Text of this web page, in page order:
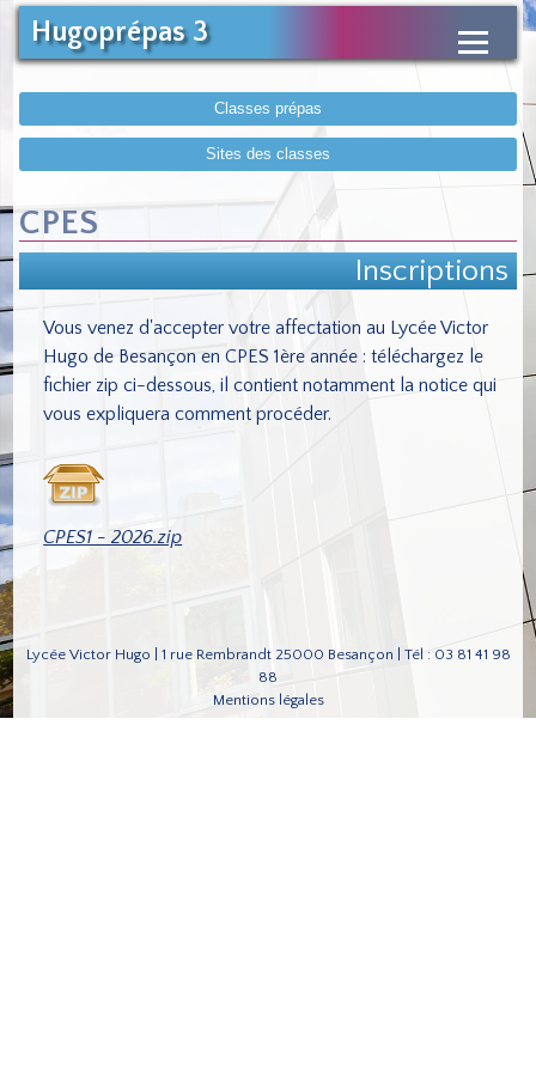
Hugoprépas 3
Classes prépas
Sites des classes
CPES
Inscriptions
Vous venez d'accepter votre affectation au Lycée Victor
Hugo de Besançon en CPES 1ère année : téléchargez le
fichier zip ci-dessous, il contient notamment la notice qui
vous expliquera comment procéder.
CPES1 - 2026.zip
Lycée Victor Hugo | 1 rue Rembrandt 25000 Besançon | Tél : 03 81 41 98
88
Mentions légales